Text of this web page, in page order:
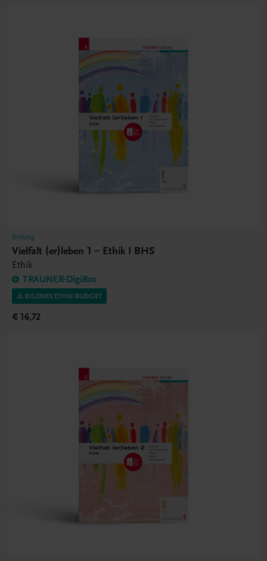
Bildung
Vielfalt (er)leben 1 – Ethik I BHS
Ethik
TRAUNER-DigiBox
⚠️ EIGENES ETHIK-BUDGET
€ 16,72